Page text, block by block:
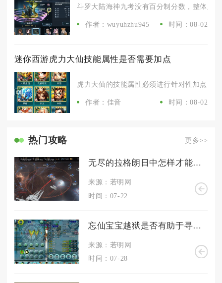
斗罗大陆海神九考没有百分制分数，整体及
作者：wuyuhzhu945 时间：08-02
迷你西游虎力大仙技能属性是否需要加点
虎力大仙的技能属性必须进行针对性加点，
作者：佳音 时间：08-02
热门攻略 更多>>
无尽的拉格朗日中怎样才能提高矿产的产出速度
来源：若明网
时间：07-22
忘仙宝宝越狱是否有助于寻找失散的家人
来源：若明网
时间：07-28